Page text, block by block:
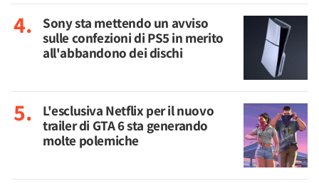
Sony sta mettendo un avviso
sulle confezioni di PS5 in merito
all'abbandono dei dischi
L'esclusiva Netflix per il nuovo
trailer di GTA 6 sta generando
molte polemiche